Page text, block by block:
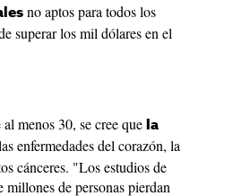
no aptos para todos los
superar los mil dólares en el
menos 30, se cree que la
enfermedades del corazón, la
cánceres. "Los estudios de
millones de personas pierdan